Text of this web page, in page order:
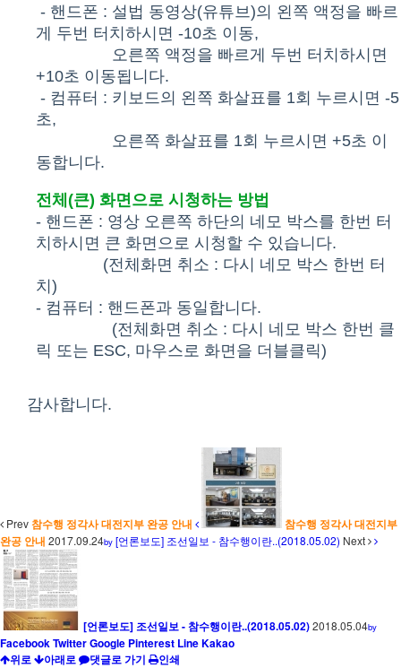
- 핸드폰 : 설법 동영상(유튜브)의 왼쪽 액정을 빠르
게 두번 터치하시면 -10초 이동,
오른쪽 액정을 빠르게 두번 터치하시면
+10초 이동됩니다.
- 컴퓨터 : 키보드의 왼쪽 화살표를 1회 누르시면 -5
초,
오른쪽 화살표를 1회 누르시면 +5초 이
동합니다.
전체(큰) 화면으로 시청하는 방법
- 핸드폰 : 영상 오른쪽 하단의 네모 박스를 한번 터
치하시면 큰 화면으로 시청할 수 있습니다.
(전체화면 취소 : 다시 네모 박스 한번 터
치)
- 컴퓨터 : 핸드폰과 동일합니다.
(전체화면 취소 : 다시 네모 박스 한번 클
릭 또는 ESC, 마우스로 화면을 더블클릭)
감사합니다.
Prev참수행 정각사 대전지부 완공 안내
참수행 정각사 대전지부
완공 안내 2017.09.24by [언론보도] 조선일보 - 참수행이란..(2018.05.02) Next
[언론보도] 조선일보 - 참수행이란..(2018.05.02)2018.05.04by
FacebookTwitterGoogle Pinterest LineKakao
위로
아래로 댓글로 가기
인쇄